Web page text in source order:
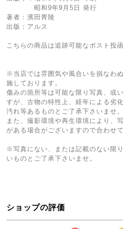
昭和9年9月5日 発行
著者：濱田靑陵
出版：アルス
こちらの商品は追跡可能なポスト投
※当店では雰囲気や風合いを損なわ
施しております。
傷みの箇所等は可能な限り写真、或
すが、古物の特性上、経年による劣
汚れ等あるものとご了承下さいませ。
また、撮影環境や再生環境により、
がある場合がございますので合わせ
※写真にない、または記載のない限
いものとご了承下さいませ。
ショップの評価